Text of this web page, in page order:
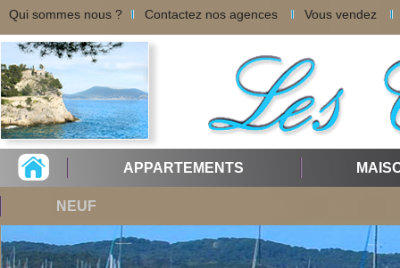
Qui sommes nous ? Contactez nos agences Vous vendez
APPARTEMENTS
NEUF